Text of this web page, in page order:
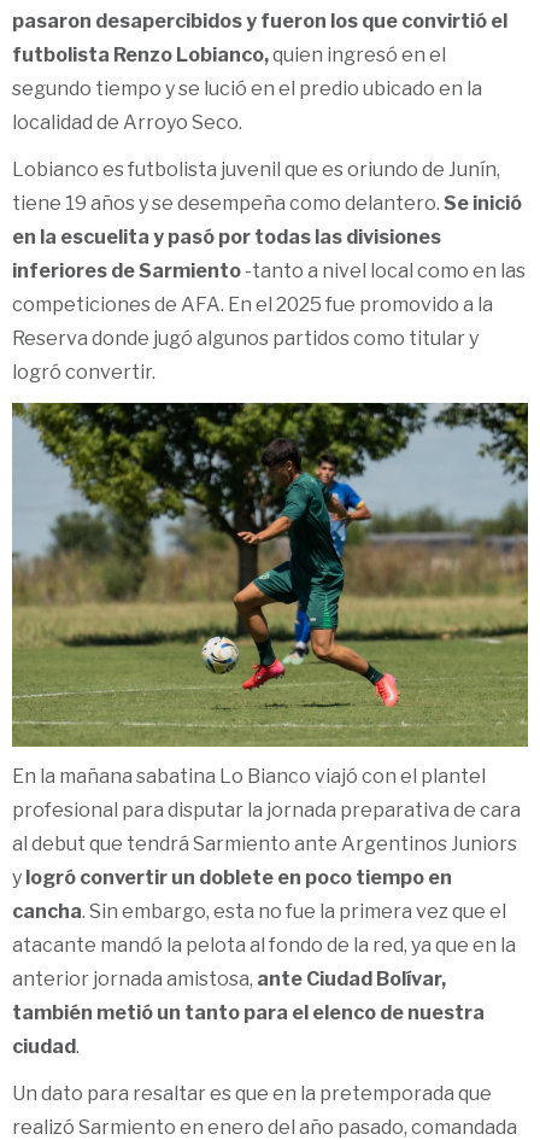
pasaron desapercibidos y fueron los que convirtió el
futbolista Renzo Lobianco,quien ingresó en el
segundo tiempo y se lució en el predio ubicado en la
localidad de Arroyo Seco.
Lobianco es futbolista juvenil que es oriundo de Junín,
tiene 19 años y se desempeña como delantero. Se inició
en la escuelita y pasó por todas las divisiones
inferiores de Sarmiento -tanto a nivel local como en las
competiciones de AFA. En el 2025 fue promovido a la
Reserva donde jugó algunos partidos como titular y
logró convertir.
En la mañana sabatina Lo Bianco viajó con el plantel
profesional para disputar la jornada preparativa de cara
al debut que tendrá Sarmiento ante Argentinos Juniors
y logró convertir un doblete en poco tiempo en
cancha. Sin embargo, esta no fue la primera vez que el
atacante mandó la pelota al fondo de la red, ya que en la
anterior jornada amistosa, ante Ciudad Bolívar,
también metió un tanto para el elenco de nuestra
ciudad.
Un dato para resaltar es que en la pretemporada que
realizó Sarmiento en enero del año pasado, comandada